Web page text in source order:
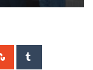
StumbleUpon